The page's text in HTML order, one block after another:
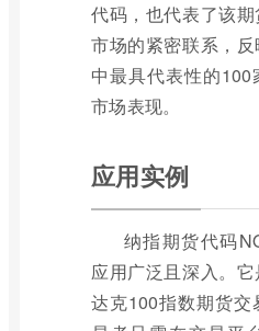
代码，也代表了该
市场的紧密联系，
中最具代表性的
市场表现。
应用实例
纳指期货代码
应用广泛且深入。
达克100指数期货